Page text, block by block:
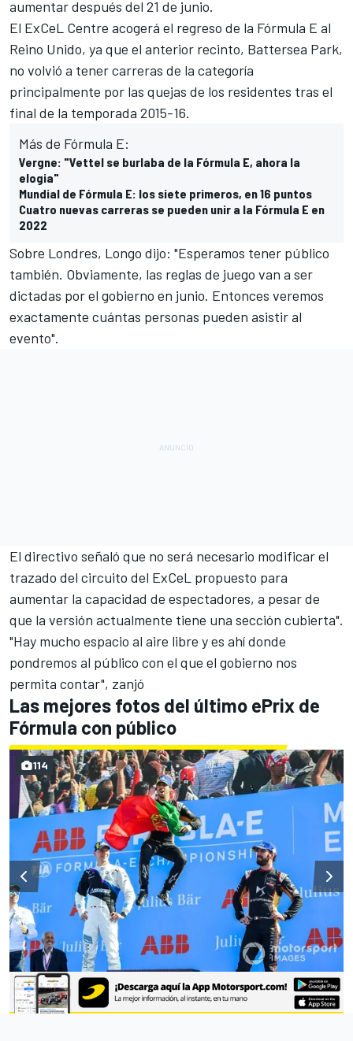
aumentar después del 21 de junio.
El ExCeL Centre acogerá el regreso de la Fórmula E al
Reino Unido, ya que el anterior recinto, Battersea Park,
no volvió a tener carreras de la categoría
principalmente por las quejas de los residentes tras el
final de la temporada 2015-16.
Más de Fórmula E:
Vergne: "Vettel se burlaba de la Fórmula E, ahora la
elogia"
Mundial de Fórmula E: los siete primeros, en 16 puntos
Cuatro nuevas carreras se pueden unir a la Fórmula E en
2022
Sobre Londres, Longo dijo: "Esperamos tener público
también. Obviamente, las reglas de juego van a ser
dictadas por el gobierno en junio. Entonces veremos
exactamente cuántas personas pueden asistir al
evento".
El directivo señaló que no será necesario modificar el
trazado del circuito del ExCeL propuesto para
aumentar la capacidad de espectadores, a pesar de
que la versión actualmente tiene una sección cubierta".
"Hay mucho espacio al aire libre y es ahí donde
pondremos al público con el que el gobierno nos
permita contar", zanjó
Las mejores fotos del último ePrix de
Fórmula con público
114